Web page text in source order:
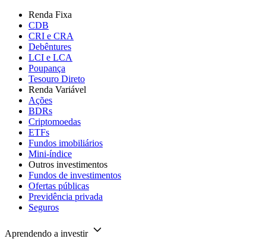
Renda Fixa
CDB
CRI e CRA
Debêntures
LCI e LCA
Poupança
Tesouro Direto
Renda Variável
Ações
BDRs
Criptomoedas
ETFs
Fundos imobiliários
Mini-índice
Outros investimentos
Fundos de investimentos
Ofertas públicas
Previdência privada
Seguros
Aprendendo a investir